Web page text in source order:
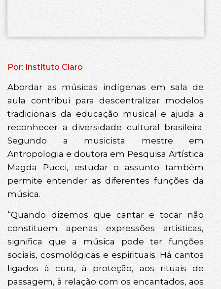
Por: Instituto Claro
Abordar as músicas indígenas em sala de
aula contribui para descentralizar modelos
tradicionais da educação musical e ajuda a
reconhecer a diversidade cultural brasileira.
Segundo a musicista mestre em
Antropologia e doutora em Pesquisa Artística
Magda Pucci, estudar o assunto também
permite entender as diferentes funções da
música.
“Quando dizemos que cantar e tocar não
constituem apenas expressões artísticas,
significa que a música pode ter funções
sociais, cosmológicas e espirituais. Há cantos
ligados à cura, à proteção, aos rituais de
passagem, à relação com os encantados, aos